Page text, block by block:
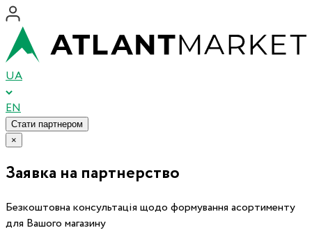
UA
EN
Стати партнером
×
Заявка на партнерство
Безкоштовна консультація щодо формування асортименту
для Вашого магазину